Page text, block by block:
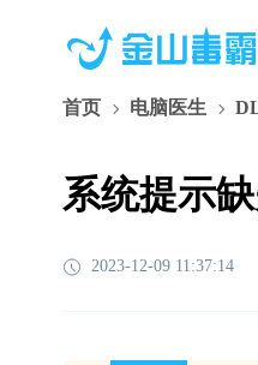
首页 电脑医生
系统提示
2023-12-09 11:37:14